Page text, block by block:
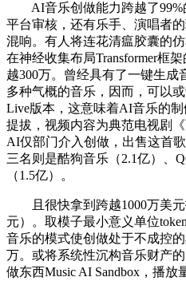
AI音乐创做能力跨越了99%
平台审核，还有乐手、演唱者
混响。有人将连花清瘟胶囊的
在神经收集布局Transformer框
越300万。曾经具有了一键生成
多种气概的音乐，因而，可以
Live版本，这意味着AI音乐的
提拔，视频内容为典范电视剧
AI仅部门介入创做，出售这首
三名则是酷狗音乐（2.1亿）、
（1.5亿）。
且很快拿到跨越1000万美元
元）。取模子最小意义单位
音乐的模式使创做处于不成控
万。或将系统性沉构音乐财产
做东西Music AI Sandbox，播